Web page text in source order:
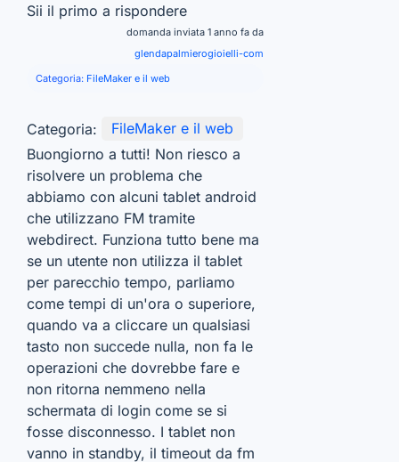
Sii il primo a rispondere
domanda inviata 1 anno fa da
glendapalmierogioielli-com
Categoria: FileMaker e il web
Categoria:
FileMaker e il web
Buongiorno a tutti! Non riesco a
risolvere un problema che
abbiamo con alcuni tablet android
che utilizzano FM tramite
webdirect. Funziona tutto bene ma
se un utente non utilizza il tablet
per parecchio tempo, parliamo
come tempi di un'ora o superiore,
quando va a cliccare un qualsiasi
tasto non succede nulla, non fa le
operazioni che dovrebbe fare e
non ritorna nemmeno nella
schermata di login come se si
fosse disconnesso. I tablet non
vanno in standby, il timeout da fm